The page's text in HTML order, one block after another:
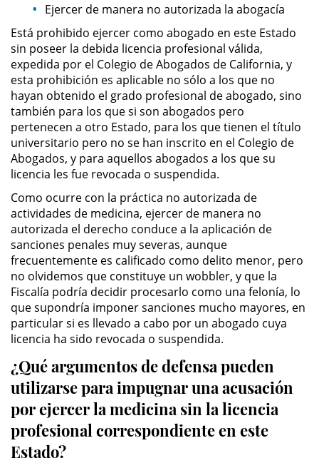
Elder Abuse
Permanent Restraining Order
Posting Harmful Information on the
Internet
Restraining Orders
Temporary Restraining Order
Revenge Porn
Stalking
Violation of a Restraining Order
Driving Crimes
Carjacking
Driving with a Suspended License
Evading a Police Officer
Hit and Run
Ejercer de manera no autorizada la abogacía
Está prohibido ejercer como abogado en este Estado
sin poseer la debida licencia profesional válida,
expedida por el Colegio de Abogados de California, y
esta prohibición es aplicable no sólo a los que no
hayan obtenido el grado profesional de abogado, sino
también para los que si son abogados pero
pertenecen a otro Estado, para los que tienen el título
universitario pero no se han inscrito en el Colegio de
Abogados, y para aquellos abogados a los que su
licencia les fue revocada o suspendida.
Como ocurre con la práctica no autorizada de
actividades de medicina, ejercer de manera no
autorizada el derecho conduce a la aplicación de
sanciones penales muy severas, aunque
frecuentemente es calificado como delito menor, pero
no olvidemos que constituye un wobbler, y que la
Fiscalía podría decidir procesarlo como una felonía, lo
que supondría imponer sanciones mucho mayores, en
particular si es llevado a cabo por un abogado cuya
licencia ha sido revocada o suspendida.
¿Qué argumentos de defensa pueden
utilizarse para impugnar una acusación
por ejercer la medicina sin la licencia
profesional correspondiente en este
Estado?